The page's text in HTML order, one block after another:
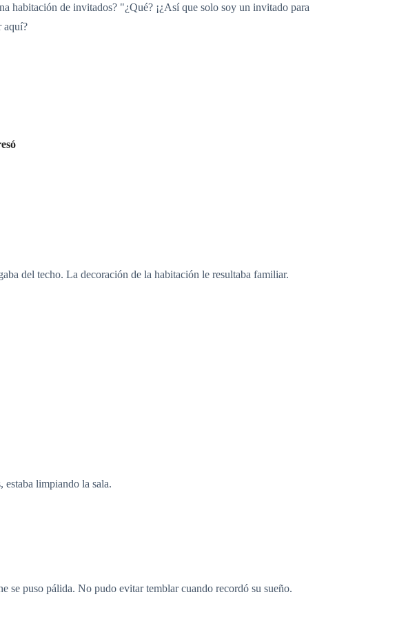
habitación de invitados? "¿Qué? ¡¿Así que solo soy un invitado para
aquí?
del techo. La decoración de la habitación le resultaba familiar.
estaba limpiando la sala.
se puso pálida. No pudo evitar temblar cuando recordó su sueño.